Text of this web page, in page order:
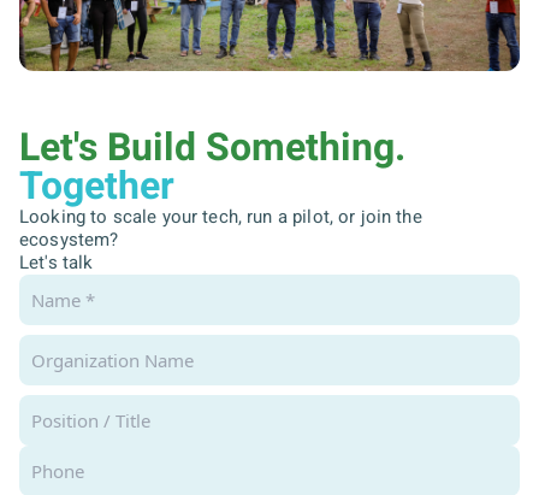
Let's Build Something.
Together
Looking to scale your tech, run a pilot, or join the
ecosystem?
Let's talk